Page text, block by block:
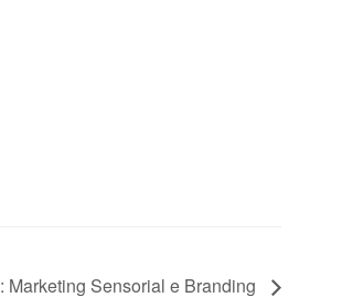
Marketing Sensorial e Branding